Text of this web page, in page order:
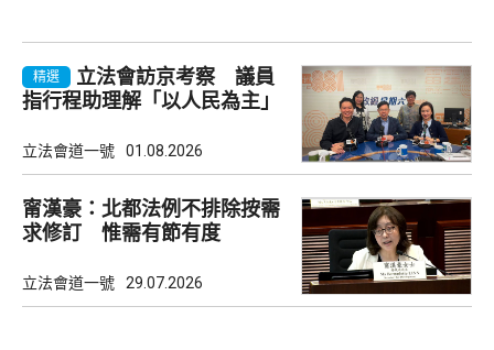
精選
立法會訪京考察 議員
指行程助理解「以人民為主」
立法會道一號 01.08.2026
甯漢豪：北都法例不排除按需
求修訂 惟需有節有度
立法會道一號 29.07.2026